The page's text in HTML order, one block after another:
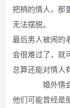
把柄的情人，那
无法摆脱。
最后男人被闹的
会很难过了，就
总算还能对情人
婚外情会毁
他们可能曾经是